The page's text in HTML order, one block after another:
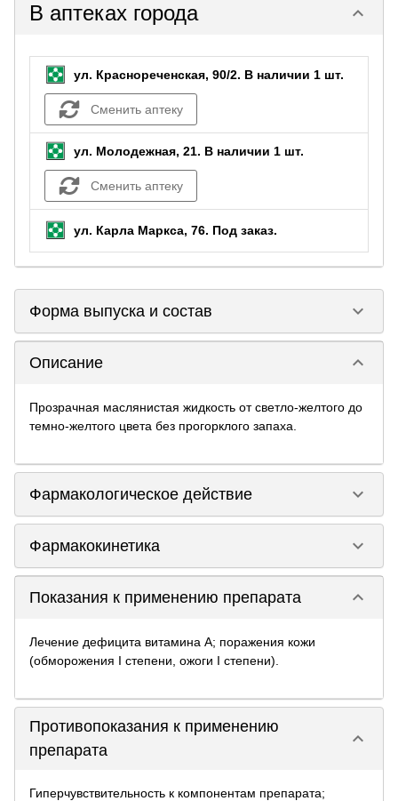
В аптеках города keyboard_arrow_down
ул. Краснореченская, 90/2. В наличии 1 шт.
Сменить аптеку
ул. Молодежная, 21. В наличии 1 шт.
Сменить аптеку
ул. Карла Маркса, 76. Под заказ.
Форма выпуска и состав keyboard_arrow_down
Описание keyboard_arrow_down
Прозрачная маслянистая жидкость от светло-желтого до
темно-желтого цвета без прогорклого запаха.
Фармакологическое действие keyboard_arrow_down
Фармакокинетика keyboard_arrow_down
Показания к применению препарата keyboard_arrow_down
Лечение дефицита витамина А; поражения кожи
(обморожения I степени, ожоги I степени).
Противопоказания к применению
препарата
keyboard_arrow_down
Гиперчувствительность к компонентам препарата;